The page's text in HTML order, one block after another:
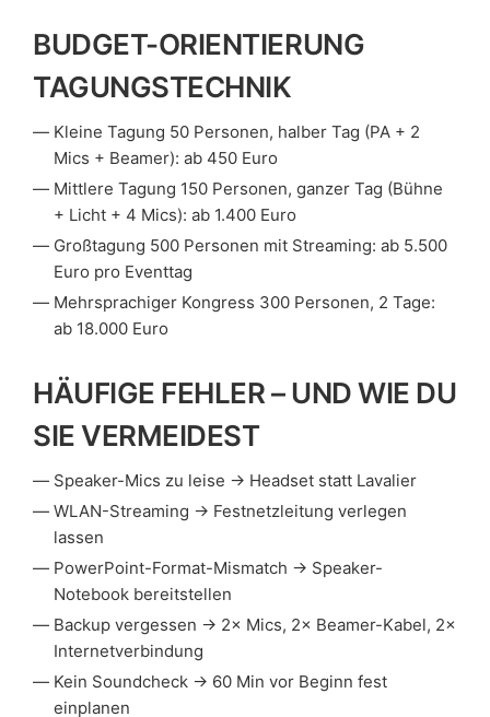
BUDGET-ORIENTIERUNG
TAGUNGSTECHNIK
Kleine Tagung 50 Personen, halber Tag (PA + 2
Mics + Beamer): ab 450 Euro
Mittlere Tagung 150 Personen, ganzer Tag (Bühne
+ Licht + 4 Mics): ab 1.400 Euro
Großtagung 500 Personen mit Streaming: ab 5.500
Euro pro Eventtag
Mehrsprachiger Kongress 300 Personen, 2 Tage:
ab 18.000 Euro
HÄUFIGE FEHLER – UND WIE DU
SIE VERMEIDEST
Speaker-Mics zu leise → Headset statt Lavalier
WLAN-Streaming → Festnetzleitung verlegen
lassen
PowerPoint-Format-Mismatch → Speaker-
Notebook bereitstellen
Backup vergessen → 2× Mics, 2× Beamer-Kabel, 2×
Internetverbindung
Kein Soundcheck → 60 Min vor Beginn fest
einplanen